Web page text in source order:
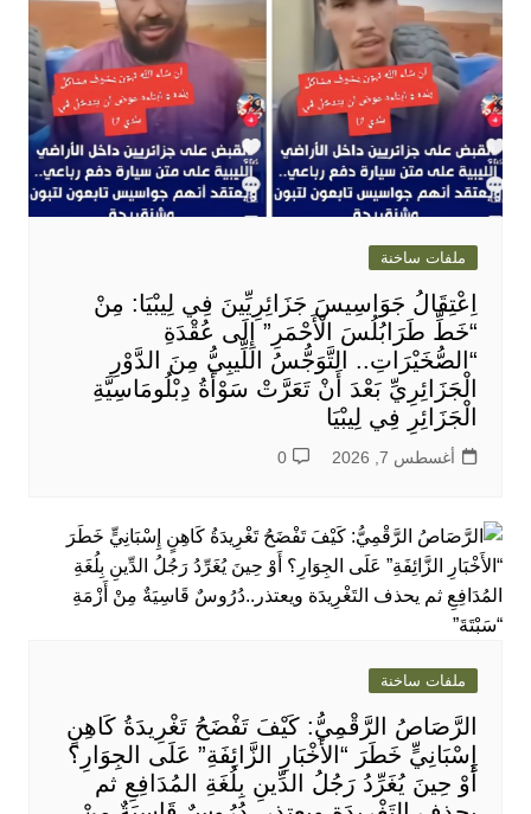
ملفات ساخنة
اِعْتِقَالُ جَوَاسِيسَ جَزَائِرِيِّينَ فِي لِيبْيَا: مِنْ
“خَطِّ طَرَابُلُسَ الْأَحْمَرِ” إِلَى عُقْدَةِ
“الصُّخَيْرَاتِ.. التَّوَجُّسُ اللِّيبِيُّ مِنَ الدَّوْرِ
الْجَزَائِرِيِّ بَعْدَ أَنْ تَعَرَّتْ سَوْأَةُ دِبْلُومَاسِيَّةِ
الْجَزَائِرِ فِي لِيبْيَا
أغسطس 7, 2026 0
ملفات ساخنة
الرَّصَاصُ الرَّقْمِيُّ: كَيْفَ تَفْضَحُ تَغْرِيدَةُ كَاهِنٍ
إِسْبَانِيٍّ خَطَرَ “الأَخْبَارِ الزَّائِفَةِ” عَلَى الجِوَارِ؟
أَوْ حِينَ يُغَرِّدُ رَجُلُ الدِّينِ بِلُغَةِ المُدَافِعِ ثم